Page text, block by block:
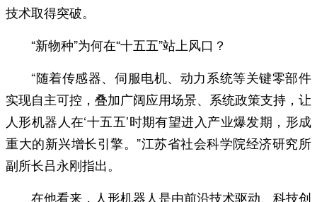
技术取得突破。
“新物种”为何在“十五五”站上风口？
“随着传感器、伺服电机、动力系统等关键零部件
实现自主可控，叠加广阔应用场景、系统政策支持，让
人形机器人在‘十五五’时期有望进入产业爆发期，形成
重大的新兴增长引擎。”江苏省社会科学院经济研究所
副所长吕永刚指出。
在他看来，人形机器人是由前沿技术驱动、科技创